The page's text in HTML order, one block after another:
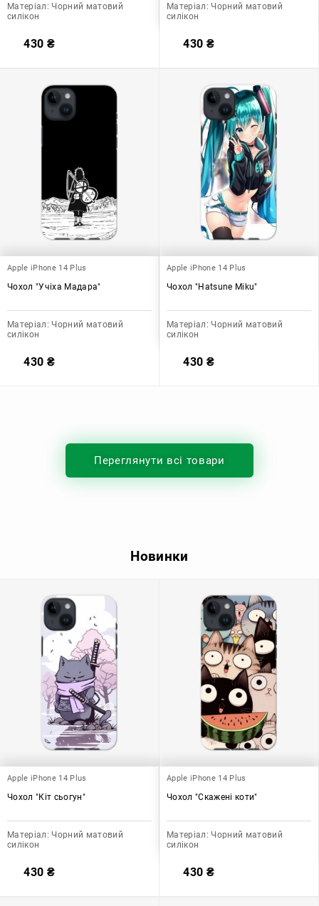
Матеріал: Чорний матовий
силікон
430 ₴
Матеріал: Чорний матовий
силікон
430 ₴
Apple iPhone 14 Plus
Чохол "Учіха Мадара"
Матеріал: Чорний матовий
силікон
430 ₴
Apple iPhone 14 Plus
Чохол "Hatsune Miku"
Матеріал: Чорний матовий
силікон
430 ₴
Переглянути всі товари
Новинки
Apple iPhone 14 Plus
Чохол "Кіт сьогун"
Матеріал: Чорний матовий
силікон
430 ₴
Apple iPhone 14 Plus
Чохол "Скажені коти"
Матеріал: Чорний матовий
силікон
430 ₴